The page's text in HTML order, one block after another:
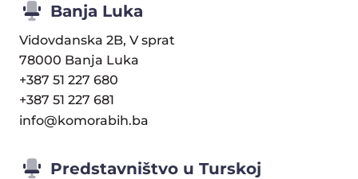
Banja Luka
Vidovdanska 2B, V sprat
78000 Banja Luka
+387 51 227 680
+387 51 227 681
info@komorabih.ba
Predstavništvo u Turskoj